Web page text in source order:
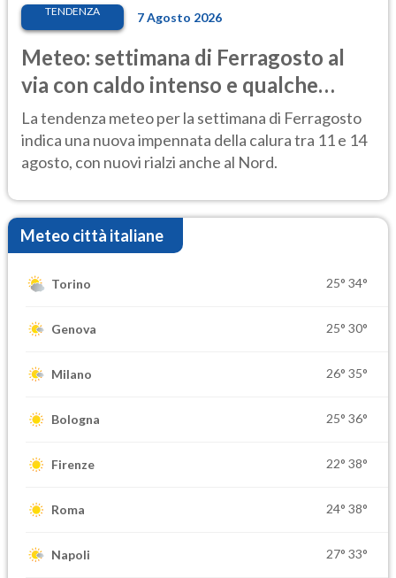
TENDENZA 7 Agosto 2026
Meteo: settimana di Ferragosto al
via con caldo intenso e qualche
temporale
La tendenza meteo per la settimana di Ferragosto
indica una nuova impennata della calura tra 11 e 14
agosto, con nuovi rialzi anche al Nord.
Meteo città italiane
Torino 25° 34°
Genova 25° 30°
Milano 26° 35°
Bologna 25° 36°
Firenze 22° 38°
Roma 24° 38°
Napoli 27° 33°